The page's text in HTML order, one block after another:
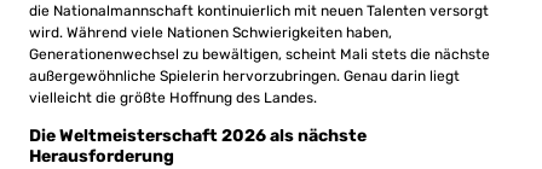
die Nationalmannschaft kontinuierlich mit neuen Talenten versorgt
wird. Während viele Nationen Schwierigkeiten haben,
Generationenwechsel zu bewältigen, scheint Mali stets die nächste
außergewöhnliche Spielerin hervorzubringen. Genau darin liegt
vielleicht die größte Hoffnung des Landes.
Die Weltmeisterschaft 2026 als nächste
Herausforderung